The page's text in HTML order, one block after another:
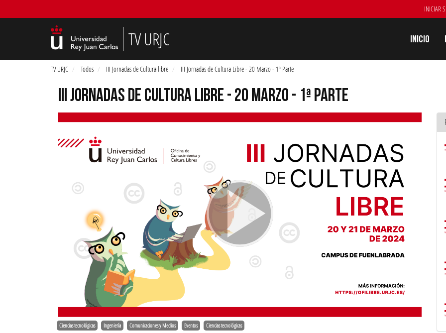
INICIAR
TV URJC Inicio
TV URJC Todos III Jornadas de Cultura libre III Jornadas de Cultura Libre - 20 Marzo - 1ª Parte
III JORNADAS DE CULTURA LIBRE - 20 MARZO - 1ª PARTE
Ciencias tecnológicas Ingeniería Comunicaciones y Medios Eventos Ciencias tecnológicas